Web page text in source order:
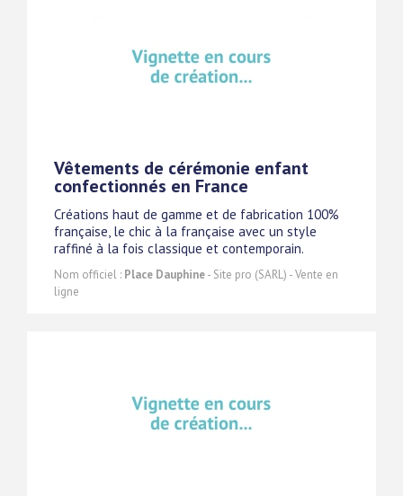
Vêtements de cérémonie enfant
confectionnés en France
Créations haut de gamme et de fabrication 100%
française, le chic à la française avec un style
raffiné à la fois classique et contemporain.
Nom officiel : Place Dauphine- Site pro (SARL) - Vente en
ligne